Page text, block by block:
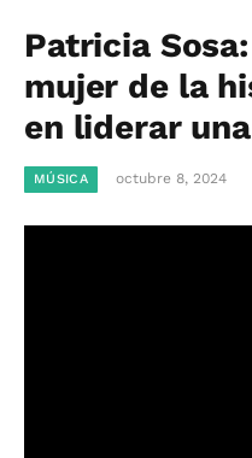
Patricia
mujer de la
en liderar
MÚSICA octubre 8, 2024